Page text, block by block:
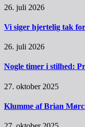
26. juli 2026
Vi siger hjertelig tak
26. juli 2026
Nogle timer i stilhed:
27. oktober 2025
Klumme af Brian